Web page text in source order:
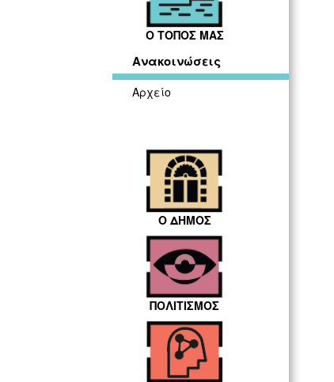
Ο ΤΟΠΟΣ ΜΑΣ
Ανακοινώσεις
Αρχείο
Ο ΔΗΜΟΣ
ΠΟΛΙΤΙΣΜΟΣ